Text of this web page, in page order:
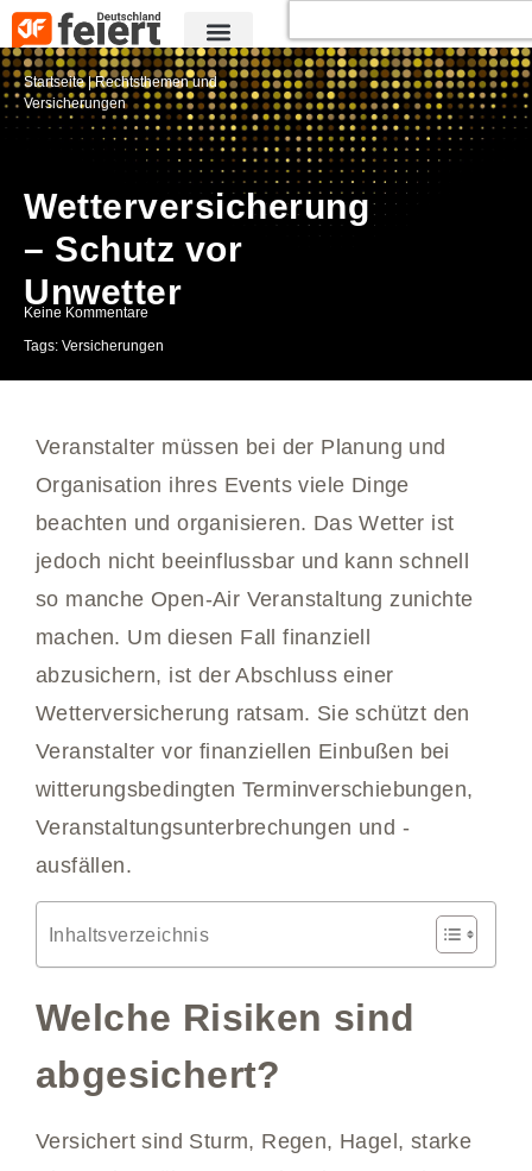
Startseite|Rechtsthemen und
Versicherungen
Wetterversicherung
– Schutz vor
Unwetter
Keine Kommentare
Tags: Versicherungen
Veranstalter müssen bei der Planung und
Organisation ihres Events viele Dinge
beachten und organisieren. Das Wetter ist
jedoch nicht beeinflussbar und kann schnell
so manche Open-Air Veranstaltung zunichte
machen. Um diesen Fall finanziell
abzusichern, ist der Abschluss einer
Wetterversicherung ratsam. Sie schützt den
Veranstalter vor finanziellen Einbußen bei
witterungsbedingten Terminverschiebungen,
Veranstaltungsunterbrechungen und -
ausfällen.
Inhaltsverzeichnis
Welche Risiken sind
abgesichert?
Versichert sind Sturm, Regen, Hagel, starke